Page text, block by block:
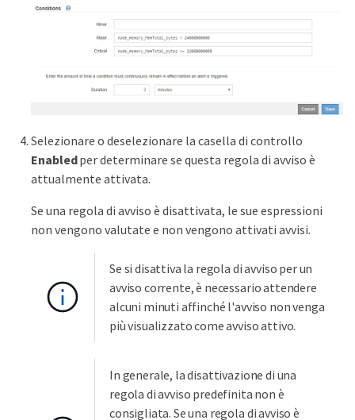
Selezionare o deselezionare la casella di controllo
Enabledper determinare se questa regola di avviso è
attualmente attivata.
Se una regola di avviso è disattivata, le sue espressioni
non vengono valutate e non vengono attivati avvisi.
Se si disattiva la regola di avviso per un
avviso corrente, è necessario attendere
alcuni minuti affinché l'avviso non venga
più visualizzato come avviso attivo.
In generale, la disattivazione di una
regola di avviso predefinita non è
consigliata. Se una regola di avviso è